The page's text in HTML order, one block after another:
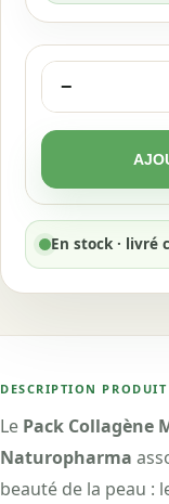
quantité
de
Collagène
+
Acide
Hyaluronique
−
En stock · livré
DESCRIPTION PRODUIT
Le Pack Collagène
Naturopharma
beauté de la peau :